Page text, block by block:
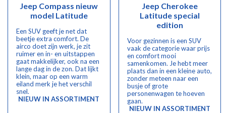
Jeep Compass nieuw
model Latitude
Een SUV geeft je net dat
beetje extra comfort. De
airco doet zijn werk, je zit
ruimer en in- en uitstappen
gaat makkelijker, ook na een
lange dag in de zon. Dat lijkt
klein, maar op een warm
eiland merk je het verschil
snel.
NIEUW IN ASSORTIMENT
Jeep Cherokee
Latitude special
edition
Voor gezinnen is een SUV
vaak de categorie waar prijs
en comfort mooi
samenkomen. Je hebt meer
plaats dan in een kleine auto,
zonder meteen naar een
busje of grote
personenwagen te hoeven
gaan.
NIEUW IN ASSORTIMENT